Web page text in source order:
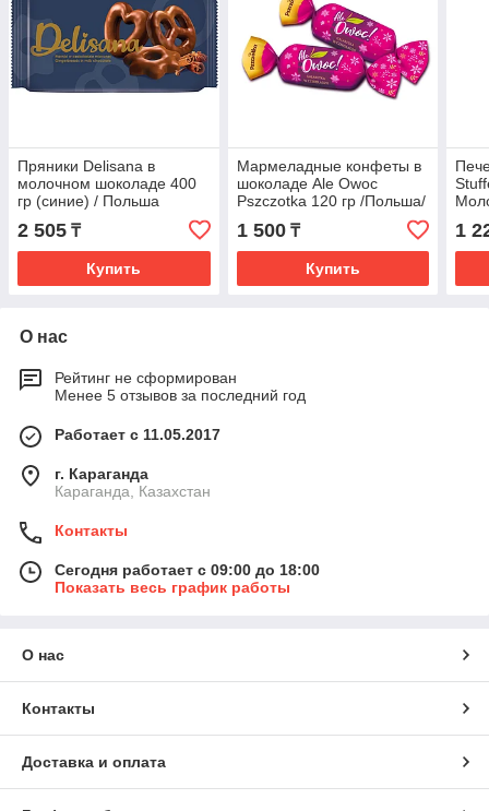
Пряники Delisana в
молочном шоколаде 400
гр (синие) / Польша
2 505 ₸
Купить
Мармеладные конфеты в
шоколаде Ale Owoc
Pszczotka 120 гр /Польша/
1 500₸
Купить
1
О нас
Рейтинг не сформирован
Менее 5 отзывов за последний год
Работает с 11.05.2017
г. Караганда
Караганда, Казахстан
Контакты
Сегодня работает с 09:00 до 18:00
Показать весь график работы
О нас
Контакты
Доставка и оплата